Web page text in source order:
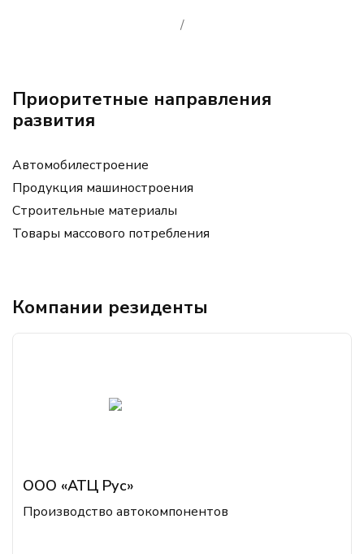
/
Приоритетные направления
развития
Автомобилестроение
Продукция машиностроения
Строительные материалы
Товары массового потребления
Компании резиденты
ООО «АТЦ Рус»
Производство автокомпонентов